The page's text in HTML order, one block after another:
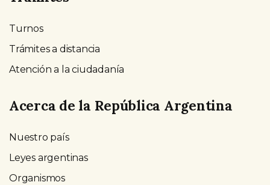
Turnos
Trámites a distancia
Atención a la ciudadanía
Acerca de la República Argentina
Nuestro país
Leyes argentinas
Organismos